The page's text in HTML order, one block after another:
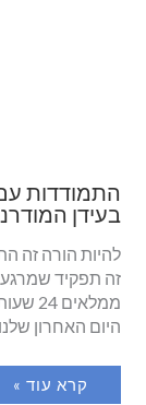
התמודדות
בעידן
להיות הורה זה
זה תפקיד שמרגע
היום האחרון
קרא עוד »